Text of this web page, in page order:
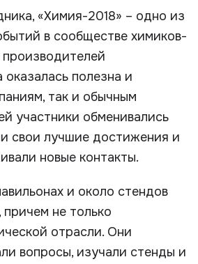
«Химия-2018» – одно из
в сообществе химиков-
полезна и
так и обычным
участники обменивались
свои лучшие достижения и
новые контакты.
и около стендов
не только
отрасли. Они
вопросы, изучали стенды и